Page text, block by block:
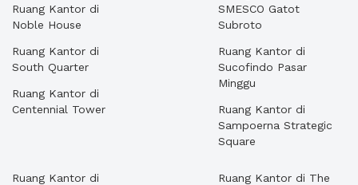
Ruang Kantor di
Noble House
Ruang Kantor di
South Quarter
Ruang Kantor di
Centennial Tower
SMESCO Gatot
Subroto
Ruang Kantor di
Sucofindo Pasar
Minggu
Ruang Kantor di
Sampoerna Strategic
Square
Ruang Kantor di
Ruang Kantor di The